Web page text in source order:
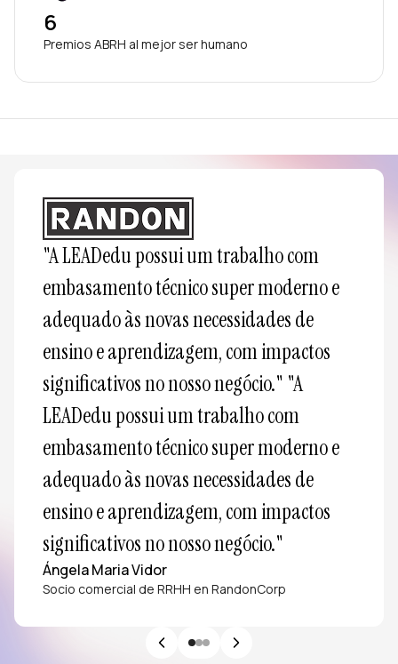
6
Premios ABRH al mejor ser humano
"A LEADedu possui um trabalho com
embasamento técnico super moderno e
adequado às novas necessidades de
ensino e aprendizagem, com impactos
significativos no nosso negócio." "A
LEADedu possui um trabalho com
embasamento técnico super moderno e
adequado às novas necessidades de
ensino e aprendizagem, com impactos
significativos no nosso negócio."
Ángela Maria Vidor
Socio comercial de RRHH en RandonCorp